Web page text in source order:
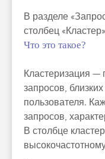
В разделе
столбец
Что это такое?
Кластеризация —
запросов,
пользователя.
запросов,
В столбце